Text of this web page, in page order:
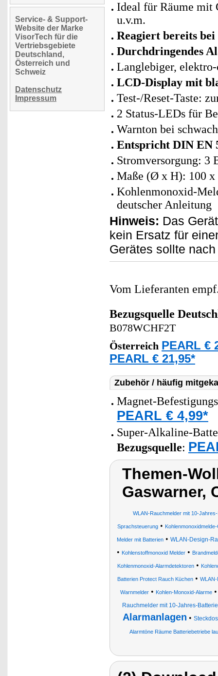
Service- & Support-
Website der Marke
VisorTech für die
Vertriebsgebiete
Deutschland,
Österreich und
Schweiz
Datenschutz
Impressum
Ideal für Räume mit
u.v.m.
Reagiert bereits
Durchdringendes
Langlebiger,
LCD-Display mit
Test-/Reset-Taste:
2 Status-LEDs für
Warnton bei
Entspricht DIN EN
Stromversorgung: 3
Maße (Ø x H): 100
Kohlenmonoxid-
deutscher Anleitung
Hinweis: Das
kein Ersatz für
Gerätes sollte
Vom Lieferanten
Bezugsquelle
B078WCHF2T
Österreich PEARL €
PEARL € 21,95*
Zubehör / häufig
Magnet-
PEARL € 4,99*
Super-Alkaline-
Bezugsquelle:
Themen-
Gaswarner,
WLAN-Rauchmelder mit 10-
Sprachsteuerung •
Melder mit Batterien • WLAN-Design-
• Kohlenstoffmonoxid Melder •
Kohlenmonoxid-Alarmdetektoren•
Batterien Protect Rauch Küchen•
Warnmelder • Kohlen-Monoxid-Alarme
Rauchmelder mit 10-Jahres-
Alarmanlagen •
Alarmtöne Räume Batteriebetriebe